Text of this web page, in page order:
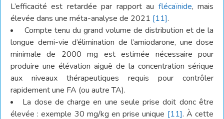
L’efficacité est retardée par rapport au flécaïnide, mais
élevée dans une méta-analyse de 2021 [11].
Compte tenu du grand volume de distribution et de la
longue demi-vie d’élimination de l’amiodarone, une dose
minimale de 2000 mg est estimée nécessaire pour
produire une élévation aiguë de la concentration sérique
aux niveaux thérapeutiques requis pour contrôler
rapidement une FA (ou autre TA).
La dose de charge en une seule prise doit donc être
élevée : exemple 30 mg/kg en prise unique [11]. À cette